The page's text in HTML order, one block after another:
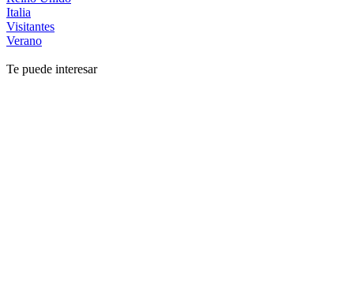
Italia
Visitantes
Verano
Te puede interesar